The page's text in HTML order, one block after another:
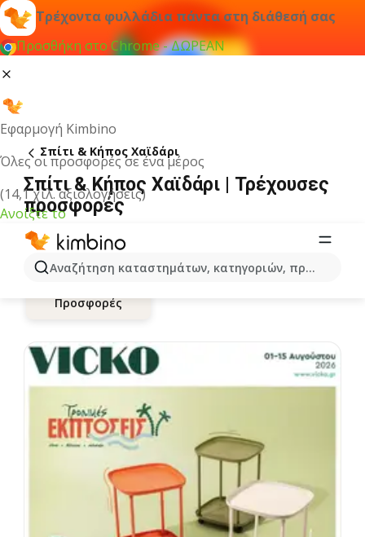
Τρέχοντα φυλλάδια πάντα στη διάθεσή σας
Προσθήκη στο Chrome - ΔΩΡΕΑΝ
Εφαρμογή Kimbino
Όλες οι προσφορές σε ένα μέρος
(14,1 χιλ. αξιολογήσεις)
Ανοίξτε το
Αναζήτηση καταστημάτων, κατηγοριών, προϊόντων...
Σπίτι & Κήπος Χαϊδάρι
Σπίτι & Κήπος Χαϊδάρι | Τρέχουσες
προσφορές
Προσφορές